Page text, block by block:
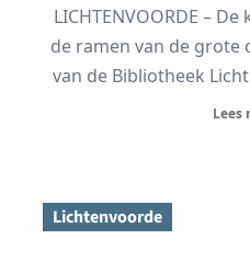
LICHTENVOORDE –
de ramen van de grote
van de Bibliotheek
Lees
Lichtenvoorde